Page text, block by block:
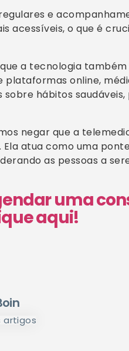
e
acessíveis, o que é
a tecnologia também
plataformas online,
hábitos
negar que a
atua como uma
as pessoas a
uma
aqui!
artigos